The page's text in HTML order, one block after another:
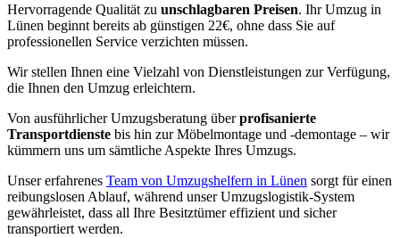
Hervorragende Qualität zu unschlagbaren Preisen. Ihr Umzug in
Lünen beginnt bereits ab günstigen 22€, ohne dass Sie auf
professionellen Service verzichten müssen.
Wir stellen Ihnen eine Vielzahl von Dienstleistungen zur Verfügung,
die Ihnen den Umzug erleichtern.
Von ausführlicher Umzugsberatung überprofisanierte
Transportdienste bis hin zur Möbelmontage und -demontage – wir
kümmern uns um sämtliche Aspekte Ihres Umzugs.
Unser erfahrenes Team von Umzugshelfern in Lünen sorgt für einen
reibungslosen Ablauf, während unser Umzugslogistik-System
gewährleistet, dass all Ihre Besitztümer effizient und sicher
transportiert werden.